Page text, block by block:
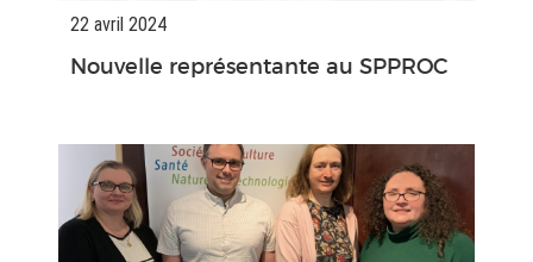
22 avril 2024
Nouvelle représentante au SPPROC